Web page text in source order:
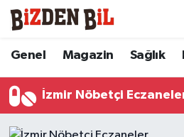
Genel Magazin Sağlık
İzmir Nöbetçi
Hava Durumu
Trafik Durumu